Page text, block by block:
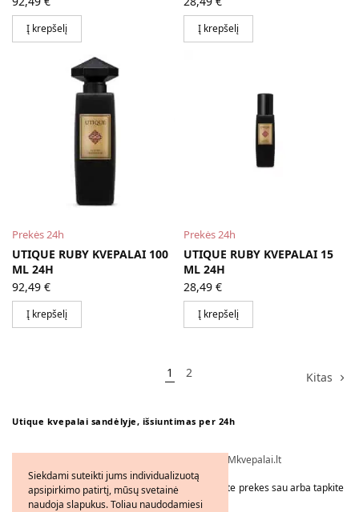
Į krepšelį Į krepšelį
Prekės 24h
UTIQUE RUBY KVEPALAI 100
ML 24H
92,49 €
Į krepšelį
Prekės 24h
UTIQUE RUBY KVEPALAI 15
ML 24H
28,49 €
Į krepšelį
1 2 Kitas
Utique kvepalai sandėlyje, išsiuntimas per 24h
Visos teisės saugomos © 2026 - FMkvepalai.lt
Tapkite FMWorld verslo partneriu arba užsakykite prekes sau arba tapkite
platintoju!
Siekdami suteikti jums individualizuotą
apsipirkimo patirtį, mūsų svetainė
naudoja slapukus. Toliau naudodamiesi